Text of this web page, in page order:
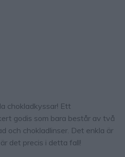
chokladkyssar! Ett
godis som bara består av två
och chokladlinser. Det enkla är
det precis i detta fall!